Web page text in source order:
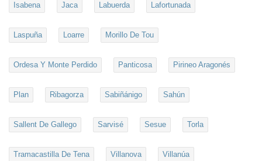
Isabena Jaca Labuerda Lafortunada
Laspuña Loarre Morillo De Tou
Ordesa Y Monte Perdido Panticosa Pirineo Aragonés
Plan Ribagorza Sabiñánigo Sahún
Sallent De Gallego Sarvisé Sesue Torla
Tramacastilla De Tena Villanova Villanúa